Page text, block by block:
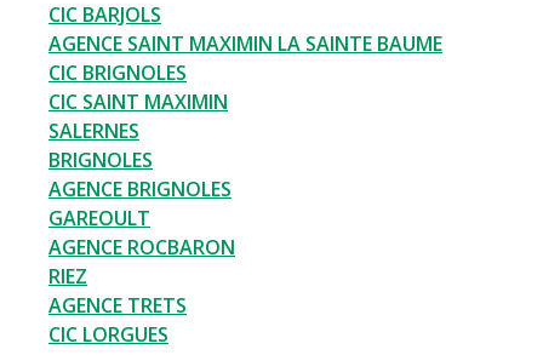
CIC BARJOLS
AGENCE SAINT MAXIMIN LA SAINTE BAUME
CIC BRIGNOLES
CIC SAINT MAXIMIN
SALERNES
BRIGNOLES
AGENCE BRIGNOLES
GAREOULT
AGENCE ROCBARON
RIEZ
AGENCE TRETS
CIC LORGUES